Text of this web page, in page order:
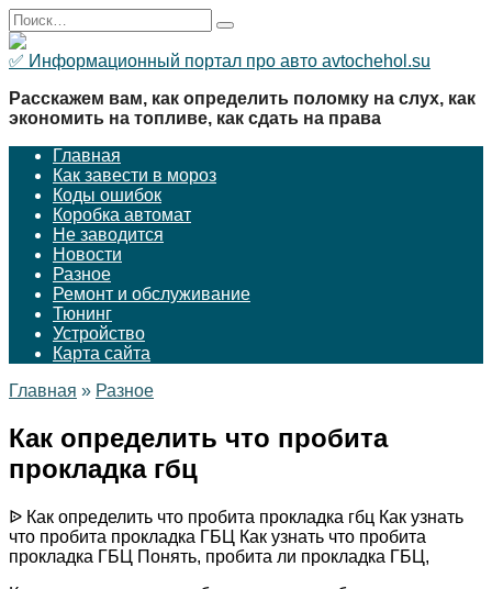
Перейти
к
содержанию
Search
for:
✅ Информационный портал про авто avtochehol.su
Расскажем вам, как определить поломку на слух, как
экономить на топливе, как сдать на права
Главная
Как завести в мороз
Коды ошибок
Коробка автомат
Не заводится
Новости
Разное
Ремонт и обслуживание
Тюнинг
Устройство
Карта сайта
Главная » Разное
Как определить что пробита
прокладка гбц
ᐉ Как определить что пробита прокладка гбц Как узнать
что пробита прокладка ГБЦ Как узнать что пробита
прокладка ГБЦ Понять, пробита ли прокладка ГБЦ,